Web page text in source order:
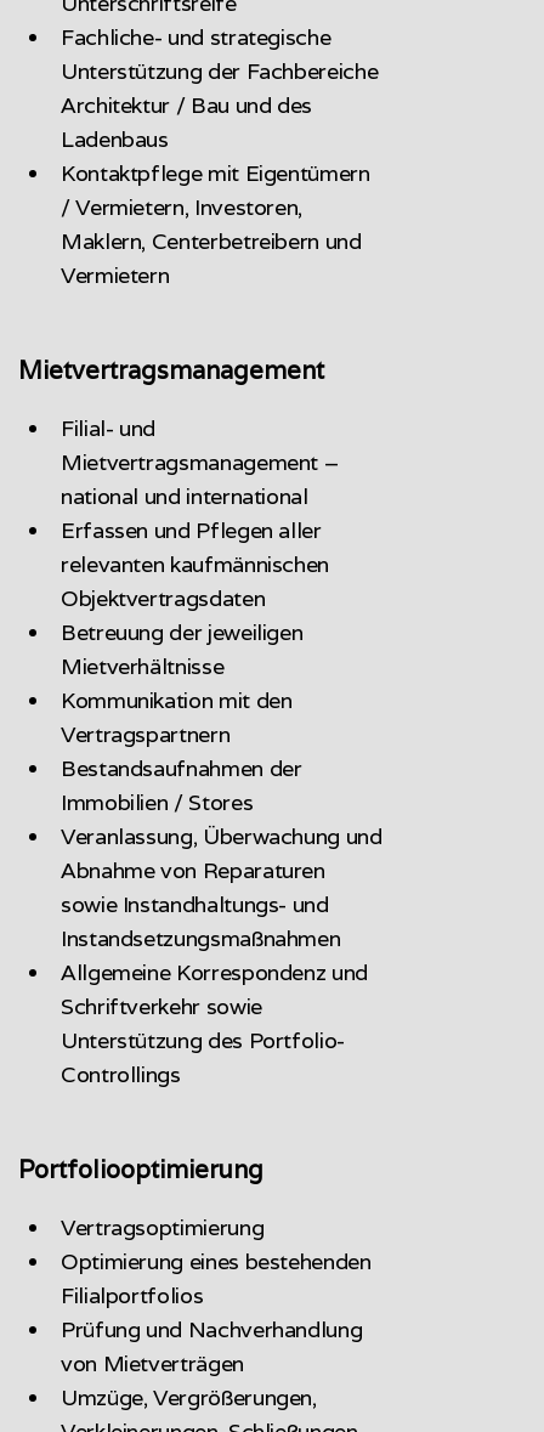
Fachliche- und strategische
Unterstützung der Fachbereiche
Architektur / Bau und des
Ladenbaus
Kontaktpflege mit Eigentümern
/ Vermietern, Investoren,
Maklern, Centerbetreibern und
Vermietern
Mietvertragsmanagement
Filial- und
Mietvertragsmanagement –
national und international
Erfassen und Pflegen aller
relevanten kaufmännischen
Objektvertragsdaten
Betreuung der jeweiligen
Mietverhältnisse
Kommunikation mit den
Vertragspartnern
Bestandsaufnahmen der
Immobilien / Stores
Veranlassung, Überwachung und
Abnahme von Reparaturen
sowie Instandhaltungs- und
Instandsetzungsmaßnahmen
Allgemeine Korrespondenz und
Schriftverkehr sowie
Unterstützung des Portfolio-
Controllings
Portfoliooptimierung
Vertragsoptimierung
Optimierung eines bestehenden
Filialportfolios
Prüfung und Nachverhandlung
von Mietverträgen
Umzüge, Vergrößerungen,